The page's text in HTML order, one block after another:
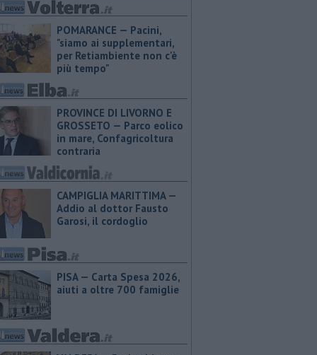
POMARANCE — Pacini,
"siamo ai supplementari,
per Retiambiente non c'è
più tempo"
PROVINCE DI LIVORNO E
GROSSETO — Parco eolico
in mare, Confagricoltura
contraria
CAMPIGLIA MARITTIMA —
Addio al dottor Fausto
Garosi, il cordoglio
PISA — Carta Spesa 2026,
aiuti a oltre 700 famiglie